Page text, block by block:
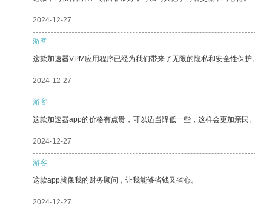
2024-12-27
游客
这款加速器VPM应用程序已经为我们带来了无限的隐私和安全性保护。
2024-12-27
游客
这款加速器app的价格有点贵，可以适当降低一些，这样会更加亲民。
2024-12-27
游客
这款app就像我的财务顾问，让我能够省钱又省心。
2024-12-27